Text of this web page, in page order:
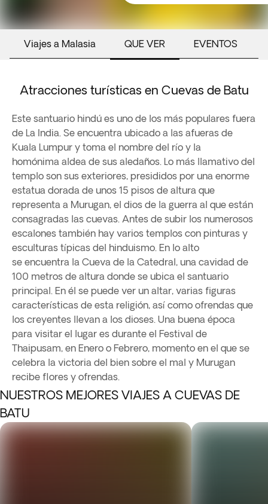
Viajes a Malasia QUE VER EVENTOS
Atracciones turísticas en Cuevas de Batu
Este santuario hindú es uno de los más populares fuera
de La India. Se encuentra ubicado a las afueras de
Kuala Lumpur y toma el nombre del río y la
homónima aldea de sus aledaños. Lo más llamativo del
templo son sus exteriores, presididos por una enorme
estatua dorada de unos 15 pisos de altura que
representa a Murugan, el dios de la guerra al que están
consagradas las cuevas. Antes de subir los numerosos
escalones también hay varios templos con pinturas y
esculturas típicas del hinduismo. En lo alto
se encuentra la Cueva de la Catedral, una cavidad de
100 metros de altura donde se ubica el santuario
principal. En él se puede ver un altar, varias figuras
características de esta religión, así como ofrendas que
los creyentes llevan a los dioses. Una buena época
para visitar el lugar es durante el Festival de
Thaipusam, en Enero o Febrero, momento en el que se
celebra la victoria del bien sobre el mal y Murugan
recibe flores y ofrendas.
NUESTROS MEJORES VIAJES A CUEVAS DE
BATU